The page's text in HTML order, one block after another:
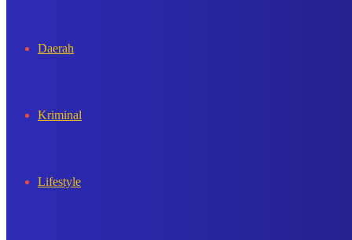
Daerah
Kriminal
Lifestyle